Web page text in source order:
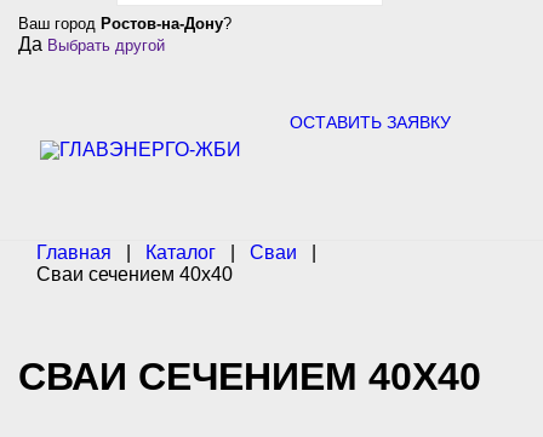
r
c
:
Ваш город Ростов-на-Дону?
Да Выбрать другой
ОСТАВИТЬ ЗАЯВКУ
Главная Каталог Сваи
Сваи сечением 40х40
СВАИ СЕЧЕНИЕМ 40Х40